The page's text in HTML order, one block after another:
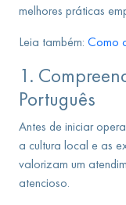
melhores práticas
Leia também: Como
1.
Português
Antes de iniciar
a cultura local e as
valorizam um
atencioso.